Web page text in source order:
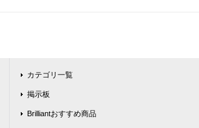
カテゴリ一覧
掲示板
Brilliantおすすめ商品